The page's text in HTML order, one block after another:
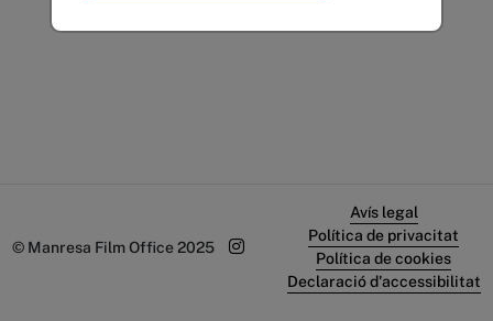
© Manresa Film Office 2025
Avís legal
Política de privacitat
Política de cookies
Declaració d'accessibilitat